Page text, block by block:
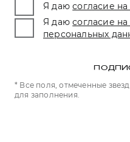
Я даю согласие
Я даю согласие
персональных
* Все поля, отмеченные
для заполнения.